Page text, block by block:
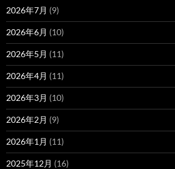
2026年7月 (9)
2026年6月 (10)
2026年5月 (11)
2026年4月 (11)
2026年3月 (10)
2026年2月 (9)
2026年1月 (11)
2025年12月 (16)